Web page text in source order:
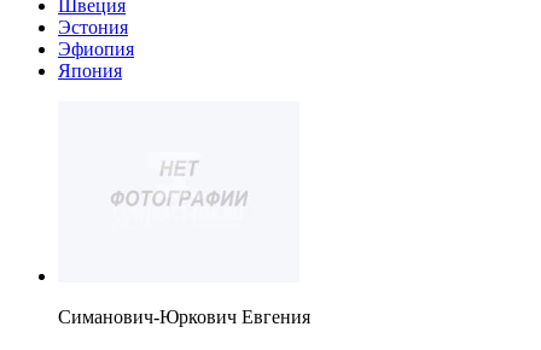
Швеция
Эстония
Эфиопия
Япония
Симанович-Юркович Евгения